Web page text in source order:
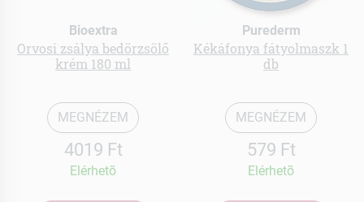
Bioextra
Orvosi zsálya bedörzsölő
krém 180 ml
MEGNÉZEM
4019 Ft
Elérhetõ
Purederm
Kékáfonya fátyolmaszk 1
db
MEGNÉZEM
579 Ft
Elérhetõ